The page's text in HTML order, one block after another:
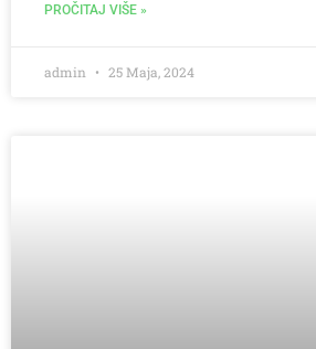
PROČITAJ VIŠE »
admin 25 Maja, 2024